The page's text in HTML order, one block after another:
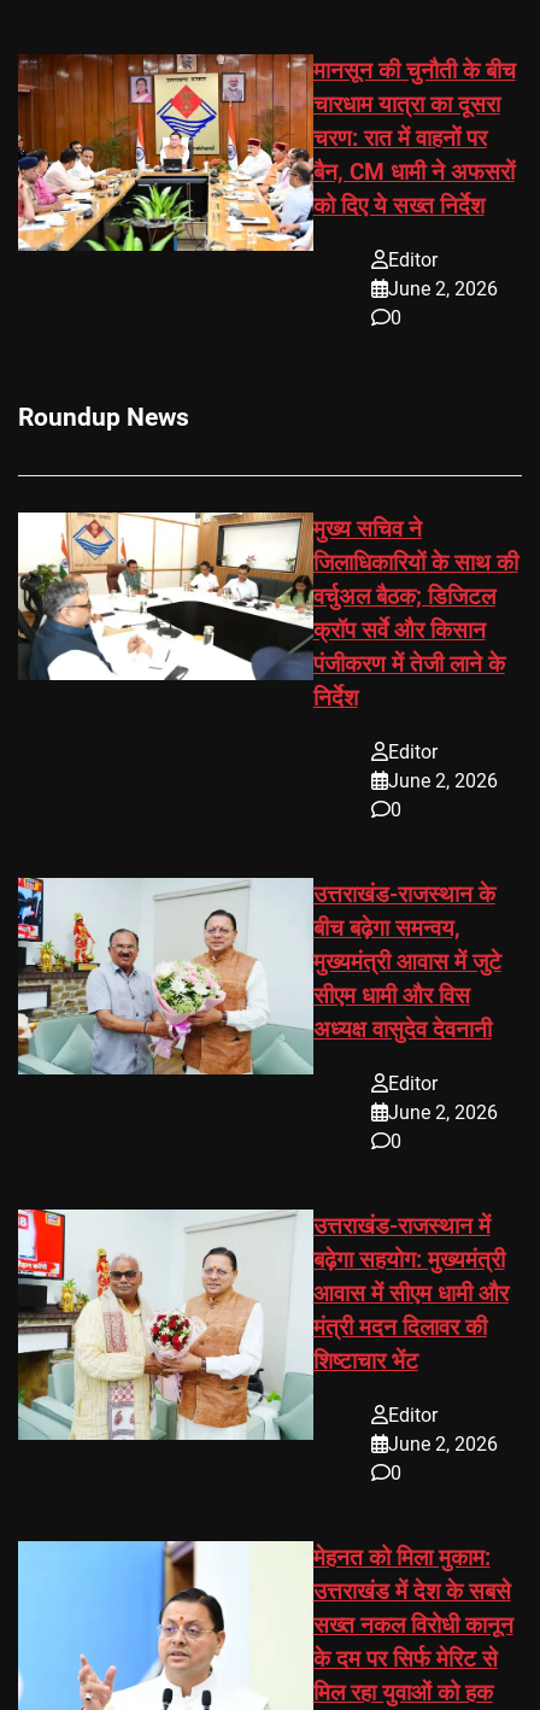
मानसून की चुनौती के बीच
चारधाम यात्रा का दूसरा
चरण: रात में वाहनों पर
बैन, CM धामी ने अफसरों
को दिए ये सख्त निर्देश
Editor
June 2, 2026
0
Roundup News
मुख्य सचिव ने
जिलाधिकारियों के साथ की
वर्चुअल बैठक; डिजिटल
क्रॉप सर्वे और किसान
पंजीकरण में तेजी लाने के
निर्देश
Editor
June 2, 2026
0
उत्तराखंड-राजस्थान के
बीच बढ़ेगा समन्वय,
मुख्यमंत्री आवास में जुटे
सीएम धामी और विस
अध्यक्ष वासुदेव देवनानी
Editor
June 2, 2026
0
उत्तराखंड-राजस्थान में
बढ़ेगा सहयोग: मुख्यमंत्री
आवास में सीएम धामी और
मंत्री मदन दिलावर की
शिष्टाचार भेंट
Editor
June 2, 2026
0
मेहनत को मिला मुकाम:
उत्तराखंड में देश के सबसे
सख्त नकल विरोधी कानून
के दम पर सिर्फ मेरिट से
मिल रहा युवाओं को हक